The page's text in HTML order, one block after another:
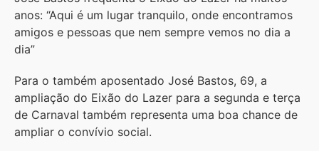
anos: “Aqui é um lugar tranquilo, onde encontramos
amigos e pessoas que nem sempre vemos no dia a
dia”
Para o também aposentado José Bastos, 69, a
ampliação do Eixão do Lazer para a segunda e terça
de Carnaval também representa uma boa chance de
ampliar o convívio social.